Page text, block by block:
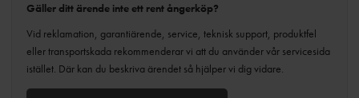
Gäller ditt ärende inte ett rent ångerköp?
Vid reklamation, garantiärende, service, teknisk support, produktfel
eller transportskada rekommenderar vi att du använder vår servicesida
istället. Där kan du beskriva ärendet så hjälper vi dig vidare.